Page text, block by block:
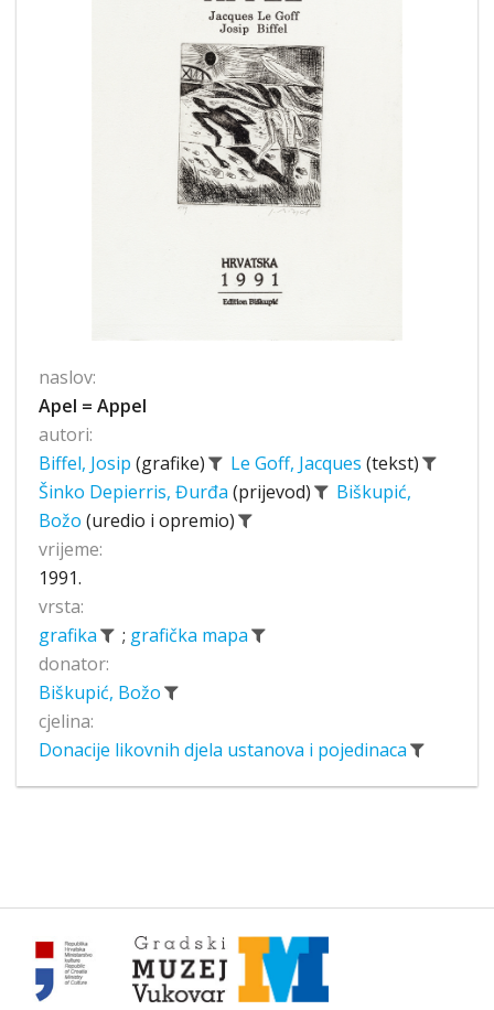
naslov:
Apel = Appel
autori:
Biffel, Josip (grafike) Le Goff, Jacques (tekst)
Šinko Depierris, Đurđa (prijevod)
Biškupić,
Božo (uredio i opremio)
vrijeme:
1991.
vrsta:
grafika
; grafička mapa
donator:
Biškupić, Božo
cjelina:
Donacije likovnih djela ustanova i pojedinaca